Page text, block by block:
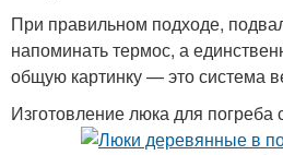
При правильном подходе,
напоминать термос, а
общую картинку — это система
Изготовление люка для погреба